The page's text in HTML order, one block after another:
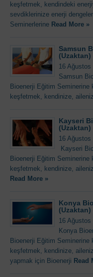
keşfetmek, kendindeki
sevdiklerinize enerji
Seminerlerine Read More »
Samsun
16
Samsun
Bioenerji Eğitim
keşfetmek, kendinize,
Kayseri
16
Kayseri
Bioenerji Eğitim
keşfetmek, kendinize,
Read More »
Konya
16
Konya
Bioenerji Eğitim
keşfetmek, kendinize,
yapmak için Bioenerji Read